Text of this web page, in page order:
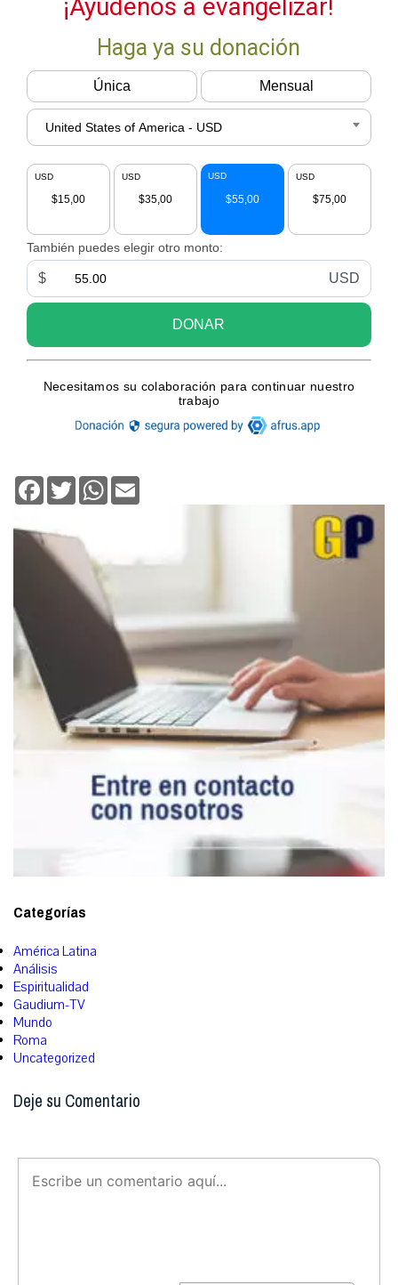
Facebook
TwitterWhatsApp
Categorías
América Latina
Análisis
Espiritualidad
Gaudium-TV
Mundo
Roma
Uncategorized
Deje su Comentario